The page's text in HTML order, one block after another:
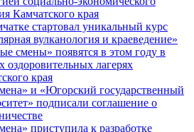
Камчатского края
стартовал уникальный курс
вулканология и краеведение»
смены» появятся в этом году в
оздоровительных лагерях
края
и «Югорский государственный
подписали соглашение о
приступила к разработке